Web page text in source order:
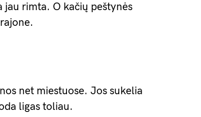
rimta. O kačių peštynės
net miestuose. Jos sukelia
ligas toliau.